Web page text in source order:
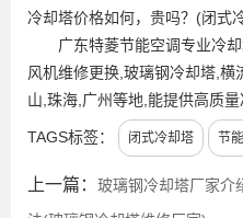
冷却塔价格如何，贵吗？(闭式
广东特菱节能空调专业冷
风机维修更换,玻璃钢冷却塔,横
山,珠海,广州等地,能提供高质量
TAGS标签： 闭式冷却塔 节能
上一篇： 玻璃钢冷却塔厂家介